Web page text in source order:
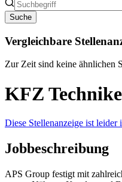
Suche
Vergleichbare
Zur Zeit sind keine ähnlichen
KFZ
Diese Stellenanzeige ist leider
Jobbeschreibung
APS Group festigt mit